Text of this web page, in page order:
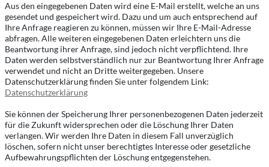
Aus den eingegebenen Daten wird eine E-Mail erstellt, welche an uns
gesendet und gespeichert wird. Dazu und um auch entsprechend auf
Ihre Anfrage reagieren zu können, müssen wir Ihre E-Mail-Adresse
abfragen. Alle weiteren eingegebenen Daten erleichtern uns die
Beantwortung ihrer Anfrage, sind jedoch nicht verpflichtend. Ihre
Daten werden selbstverständlich nur zur Beantwortung Ihrer Anfrage
verwendet und nicht an Dritte weitergegeben. Unsere
Datenschutzerklärung finden Sie unter folgendem Link:
Datenschutzerklärung
Sie können der Speicherung Ihrer personenbezogenen Daten jederzeit
für die Zukunft widersprechen oder die Löschung Ihrer Daten
verlangen. Wir werden Ihre Daten in diesem Fall unverzüglich
löschen, sofern nicht unser berechtigtes Interesse oder gesetzliche
Aufbewahrungspflichten der Löschung entgegenstehen.